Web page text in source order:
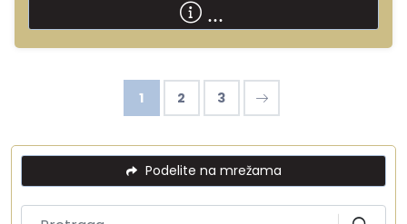
...
1 2 3
Podelite na mrežama